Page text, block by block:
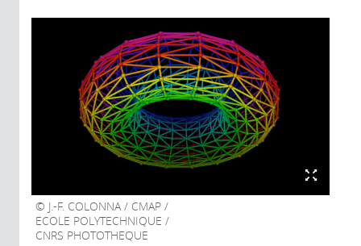
J.-F. COLONNA / CMAP /
ECOLE POLYTECHNIQUE /
CNRS PHOTOTHEQUE